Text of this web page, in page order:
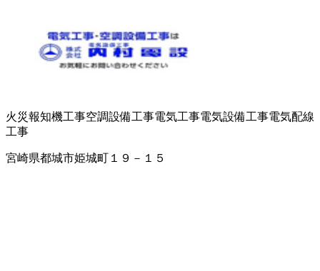
火災報知機工事空調設備工事電気工事電気設備工事電気配線
工事
宮崎県都城市姫城町１９－１５